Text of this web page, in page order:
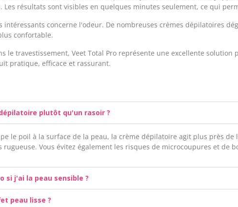
. Les résultats sont visibles en quelques minutes seulement, ce qui
intéressants concerne l'odeur. De nombreuses crèmes dépilatoires
confortable.
le travestissement, Veet Total Pro représente une excellente
pratique, efficace et rassurant.
plutôt qu'un rasoir ?
le poil à la surface de la peau, la crème dépilatoire agit plus près
Vous évitez également les risques de microcoupures et de
si j'ai la peau sensible ?
peau lisse ?